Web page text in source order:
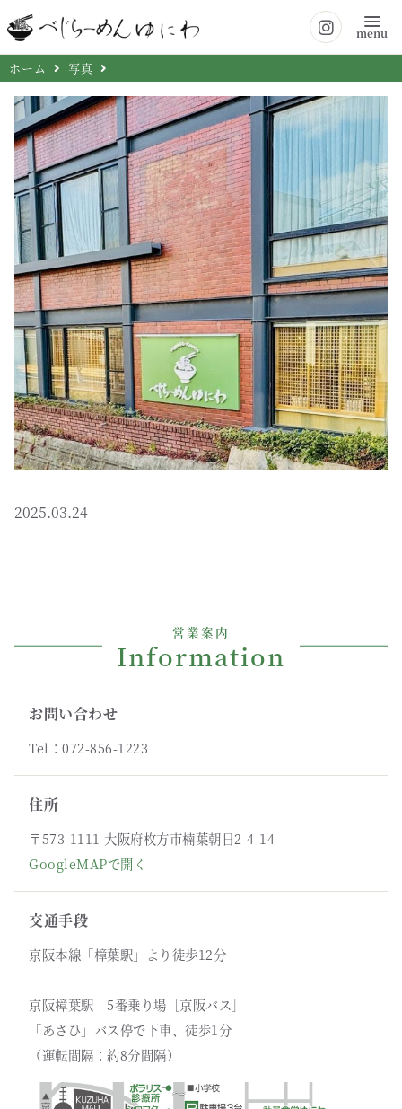
menu
ホーム 写真
2025.03.24
営業案内
Information
お問い合わせ
Tel：072-856-1223
住所
〒573-1111 大阪府枚方市楠葉朝日2-4-14
GoogleMAPで開く
交通手段
京阪本線「樟葉駅」より徒歩12分
京阪樟葉駅 5番乗り場［京阪バス］
「あさひ」バス停で下車、徒歩1分
（運転間隔：約8分間隔）